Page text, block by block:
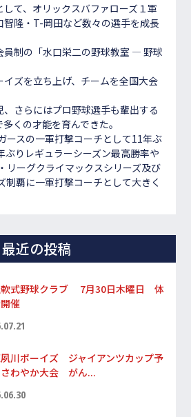
て、オリックスバファローズ１軍
智隆・T-岡田など数々の選手を成長
員制の「水口栄二の野球教室 ― 野球
イズを立ち上げ、チームを全国大会
、さらにはプロ野球選手も輩出する
くの才能を育んできた。
ースの一軍打撃コーチとして11年ぶ
ぶりレギュラーシーズン最高勝率や
リーグクライマックスシリーズ及び
制覇に一軍打撃コーチとして大きく
最近の投稿
軟式野球クラブ 7月30日木曜日 体
催
川ボーイズ ジャイアンツカップ予
わやか大会 がん...